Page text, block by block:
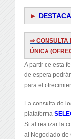
►
⇒ CONSULTA
ÚNICA
A partir de esta
de espera
para el
La consulta de
plataforma
Si al realizar la
al Negociado de